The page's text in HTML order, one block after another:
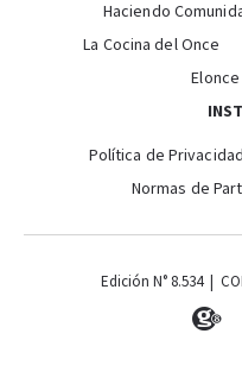
Haciendo
La Cocina del Once
Política de Privacidad
Normas de
Edición N° 8.534 |